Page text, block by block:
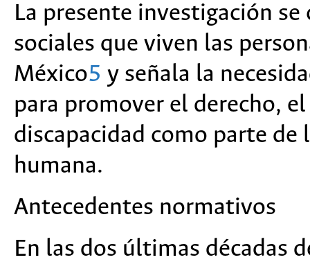
La presente investigación
sociales que viven las
México5 y señala la
para promover el derecho,
discapacidad como parte
humana.
Antecedentes normativos
En las dos últimas décadas